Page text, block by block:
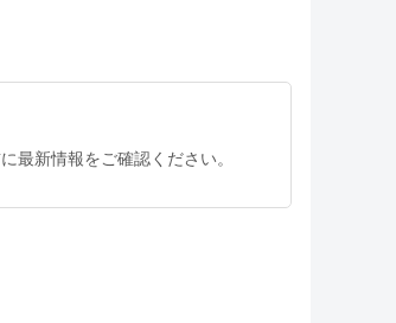
最新情報をご確認ください。